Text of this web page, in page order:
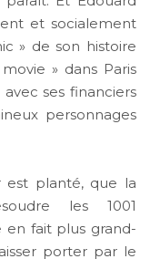
et socialement
» de son histoire
» dans Paris
ses financiers
personnages
est planté, que la
les 1001
en fait plus grand-
porter par le